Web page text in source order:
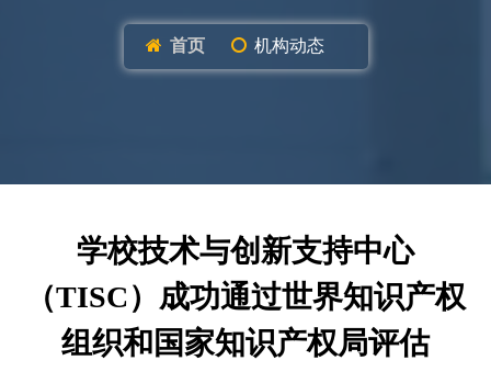
首页 机构动态
学校技术与创新支持中心
（TISC）成功通过世界知识产权
组织和国家知识产权局评估